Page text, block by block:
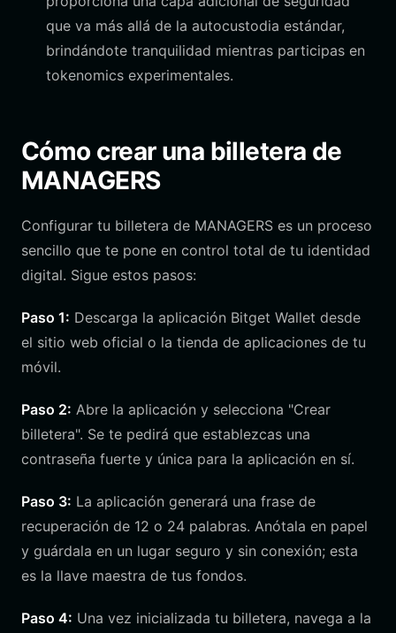
que va más allá de la autocustodia estándar,
brindándote tranquilidad mientras participas en
tokenomics experimentales.
Cómo crear una billetera de
MANAGERS
Configurar tu billetera de MANAGERS es un proceso
sencillo que te pone en control total de tu identidad
digital. Sigue estos pasos:
Paso 1: Descarga la aplicación Bitget Wallet desde
el sitio web oficial o la tienda de aplicaciones de tu
móvil.
Paso 2: Abre la aplicación y selecciona "Crear
billetera". Se te pedirá que establezcas una
contraseña fuerte y única para la aplicación en sí.
Paso 3: La aplicación generará una frase de
recuperación de 12 o 24 palabras. Anótala en papel
y guárdala en un lugar seguro y sin conexión; esta
es la llave maestra de tus fondos.
Paso 4: Una vez inicializada tu billetera, navega a la